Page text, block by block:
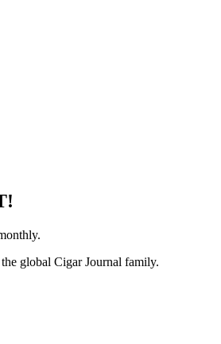
global Cigar Journal family.